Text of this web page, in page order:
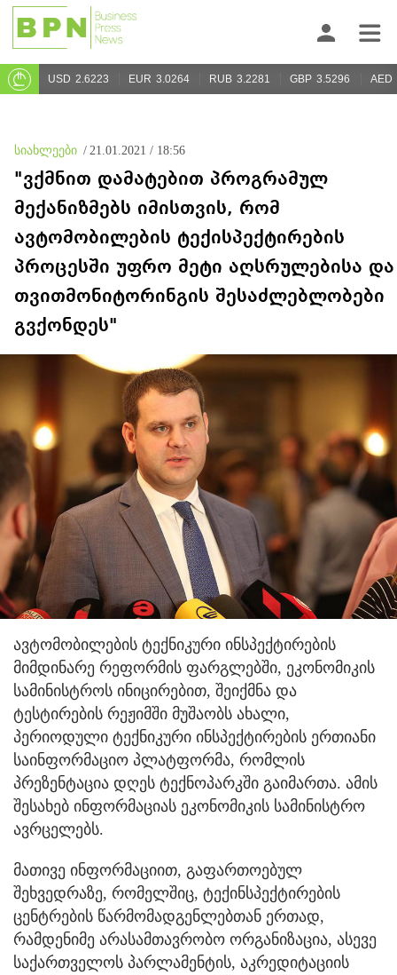
USD 2.6223 EUR 3.0264 RUB 3.2281 GBP 3.5296 AED
სიახლეები / 21.01.2021 / 18:56
"ვქმნით დამატებით პროგრამულ
მექანიზმებს იმისთვის, რომ
ავტომობილების ტექისპექტირების
პროცესში უფრო მეტი აღსრულებისა და
თვითმონიტორინგის შესაძლებლობები
გვქონდეს"
ავტომობილების ტექნიკური ინსპექტირების
მიმდინარე რეფორმის ფარგლებში, ეკონომიკის
სამინისტროს ინიცირებით, შეიქმნა და
ტესტირების რეჟიმში მუშაობს ახალი,
პერიოდული ტექნიკური ინსპექტირების ერთიანი
საინფორმაციო პლატფორმა, რომლის
პრეზენტაცია დღეს ტექნოპარკში გაიმართა. ამის
შესახებ ინფორმაციას ეკონომიკის სამინისტრო
ავრცელებს.
მათივე ინფორმაციით, გაფართოებულ
შეხვედრაზე, რომელშიც, ტექინსპექტირების
ცენტრების წარმომადგენლებთან ერთად,
რამდენიმე არასამთავრობო ორგანიზაცია, ასევე
საქართველოს პარლამენტის, აკრედიტაციის